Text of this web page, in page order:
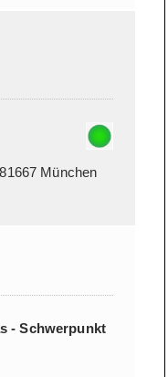
München
- Schwerpunkt